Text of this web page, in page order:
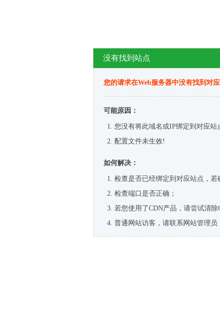
没有找到站点
您的请求在Web服务器中没有找到对
可能原因：
您没有将此域名或IP绑定到对应站
配置文件未生效!
如何解决：
检查是否已经绑定到对应站点，
检查端口是否正确；
若您使用了CDN产品，请尝试清除
普通网站访客，请联系网站管理员